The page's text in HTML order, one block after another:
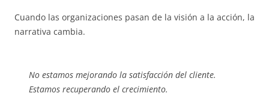
Cuando las organizaciones pasan de la visión a la acción, la
narrativa cambia.
No estamos mejorando la satisfacción del cliente.
Estamos recuperando el crecimiento.